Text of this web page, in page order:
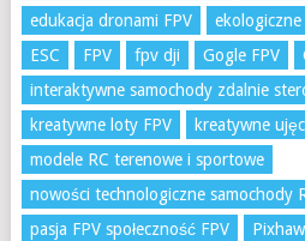
edukacja dronami FPV
ESC
FPV fpv dji Gogle FPV
interaktywne samochody zdalnie
kreatywne loty FPV
kreatywne
modele RC terenowe i sportowe
nowości technologiczne samochody
pasja FPV społeczność FPV